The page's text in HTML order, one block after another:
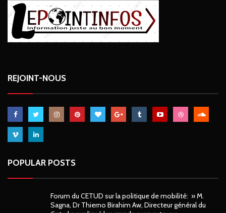
REJOINT-NOUS
POPULAR POSTS
Forum du CETUD sur la politique de mobilité: » M.
Sagna, Dr Thierno Birahim Aw, Directeur général du